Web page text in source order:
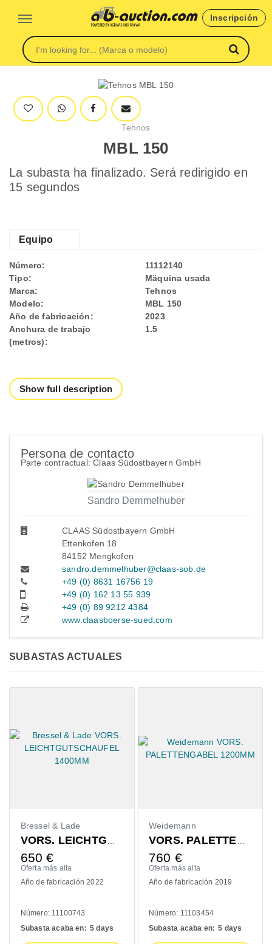
Inscripción
Tehnos
MBL 150
La subasta ha finalizado. Será redirigido en
15 segundos
Equipo
Número:
11112140
Tipo:
Mäquina usada
Marca:
Tehnos
Modelo:
MBL 150
Año de fabricación:
2023
Anchura de trabajo
(metros):
1.5
Show full description
Persona de contacto
Parte contractual: Claas Südostbayern GmbH
Sandro Demmelhuber
CLAAS Südostbayern GmbH
Ettenkofen 18
84152 Mengkofen
sandro.demmelhuber@claas-sob.de
+49 (0) 8631 16756 19
+49 (0) 162 13 55 939
+49 (0) 89 9212 4384
www.claasboerse-sued.com
SUBASTAS ACTUALES
Bressel & Lade
VORS. LEICHTGUTSCHAUFEL 1400MM
650 €
Oferta más alta
Año de fabricación 2022
Número: 11100743
Subasta acaba en: 5 days
Weidemann
VORS. PALETTENGABEL 1200MM
760 €
Oferta más alta
Año de fabricación 2019
Número: 11103454
Subasta acaba en: 5 days